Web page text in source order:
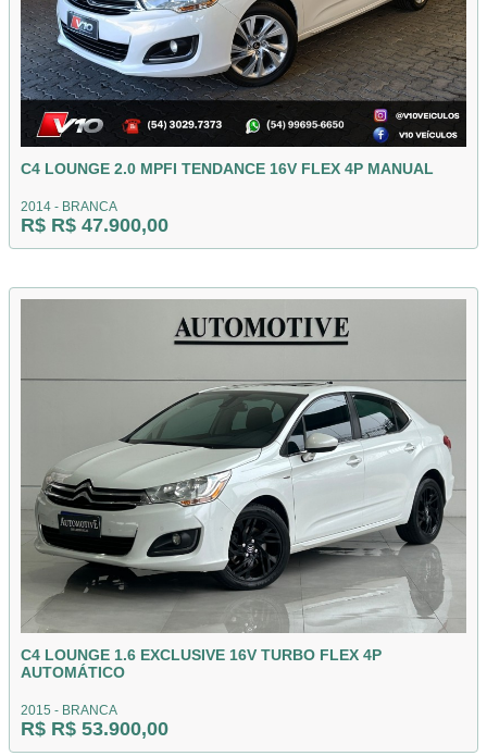
C4 LOUNGE 2.0 MPFI TENDANCE 16V FLEX 4P MANUAL
2014 - BRANCA
R$ R$ 47.900,00
C4 LOUNGE 1.6 EXCLUSIVE 16V TURBO FLEX 4P
AUTOMÁTICO
2015 - BRANCA
R$ R$ 53.900,00